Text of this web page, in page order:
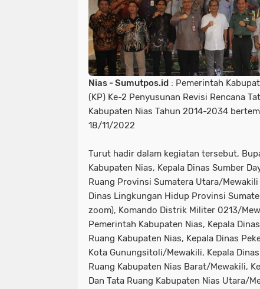
Nias - Sumutpos.id : Pemerintah
(KP) Ke-2 Penyusunan Revisi Rencana
Kabupaten Nias Tahun 2014-2034
18/11/2022
Turut hadir dalam kegiatan tersebut,
Kabupaten Nias, Kepala Dinas Sumber
Ruang Provinsi Sumatera Utara/
Dinas Lingkungan Hidup Provinsi
zoom), Komando Distrik Militer 0213/
Pemerintah Kabupaten Nias, Kepala
Ruang Kabupaten Nias, Kepala Dinas
Kota Gunungsitoli/Mewakili, Kepala
Ruang Kabupaten Nias Barat/Mewakili,
Dan Tata Ruang Kabupaten Nias Utara/